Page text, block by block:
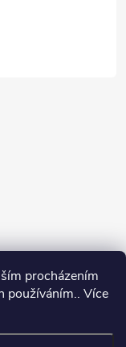
procházením
používáním.. Více